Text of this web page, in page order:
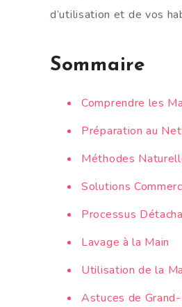
d’utilisation et de vos
Sommaire
Comprendre les
Préparation au
Méthodes
Solutions
Processus
Lavage à la Main
Utilisation de la
Astuces de